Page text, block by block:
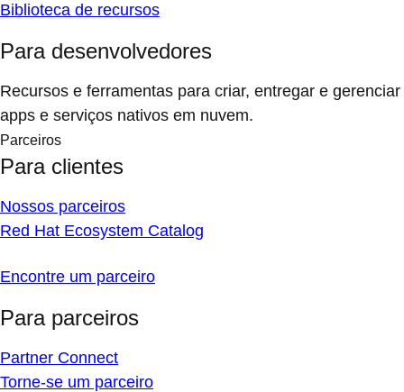
Biblioteca de recursos
Para desenvolvedores
Recursos e ferramentas para criar, entregar e gerenciar
apps e serviços nativos em nuvem.
Parceiros
Para clientes
Nossos parceiros
Red Hat Ecosystem Catalog
Encontre um parceiro
Para parceiros
Partner Connect
Torne-se um parceiro